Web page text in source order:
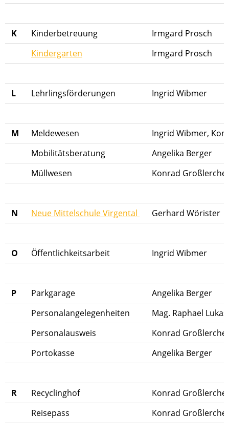
K Kinderbetreuung
Irmgard Prosch
Kindergarten
Irmgard Prosch
L Lehrlingsförderungen Ingrid Wibmer
M Meldewesen
Ingrid Wibmer,
Mobilitätsberatung
Angelika Berger
Müllwesen
Konrad
N Neue Mittelschule Virgental Gerhard Wörister
O Öffentlichkeitsarbeit Ingrid Wibmer
P Parkgarage
Angelika Berger
Personalangelegenheiten
Mag. Raphael
Personalausweis
Konrad
Portokasse
Angelika Berger
R Recyclinghof
Konrad
Reisepass
Konrad